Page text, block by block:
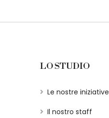
LO STUDIO
Le nostre iniziative
Il nostro staff